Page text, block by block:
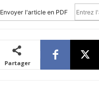
Envoyer l'article en PDF
Partager